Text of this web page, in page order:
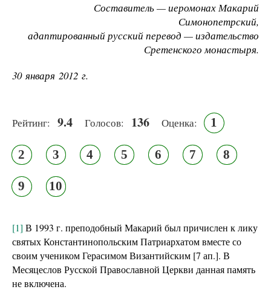
Составитель — иеромонах Макарий
Симонопетрский,
адаптированный русский перевод — издательство
Сретенского монастыря.
30 января 2012 г.
Рейтинг: 9.4 Голосов: 136 Оценка: 1
2 3 4 5 6 7 8
9 10
[1] В 1993 г. преподобный Макарий был причислен к лику
святых Константинопольским Патриархатом вместе со
своим учеником Герасимом Византийским [7 ап.]. В
Месяцеслов Русской Православной Церкви данная память
не включена.